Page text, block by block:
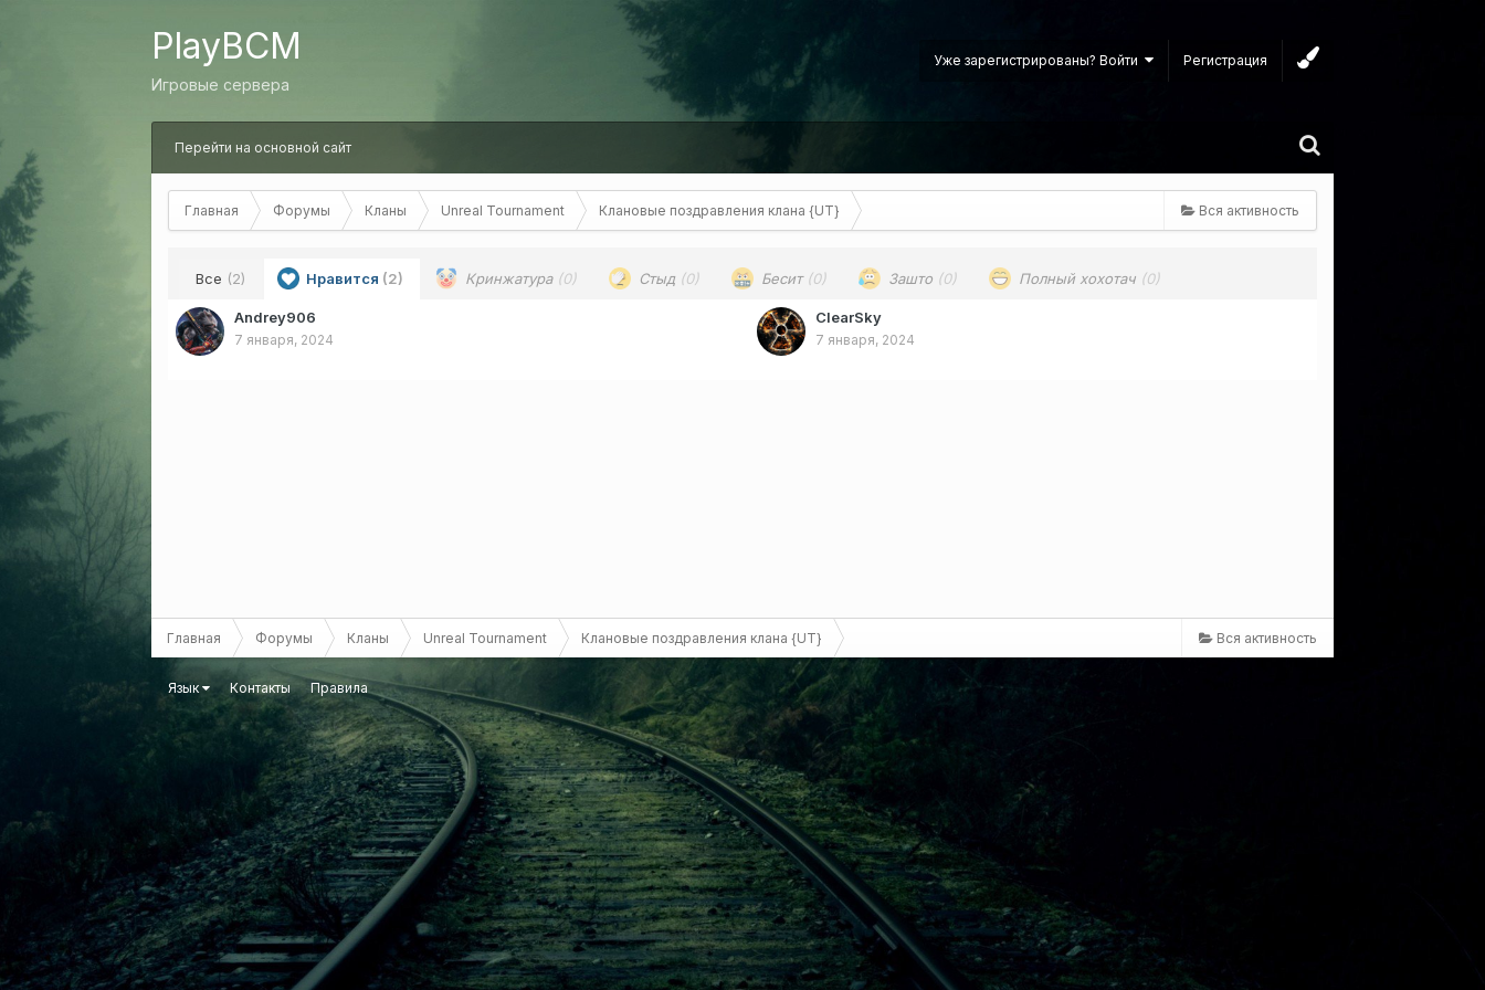
PlayBCM
Игровые сервера
Уже зарегистрированы? Войти Регистрация
Перейти на основной сайт
Вся активность
Главная Форумы Кланы Unreal Tournament Клановые поздравления клана {UT}
Все (2) Нравится (2) Кринжатура (0) Стыд (0) Бесит (0) Зашто (0) Полный хохотач (0)
Andrey906
7 января, 2024
ClearSky
7 января, 2024
Вся активность
Главная Форумы Кланы Unreal Tournament Клановые поздравления клана {UT}
Язык Контакты Правила